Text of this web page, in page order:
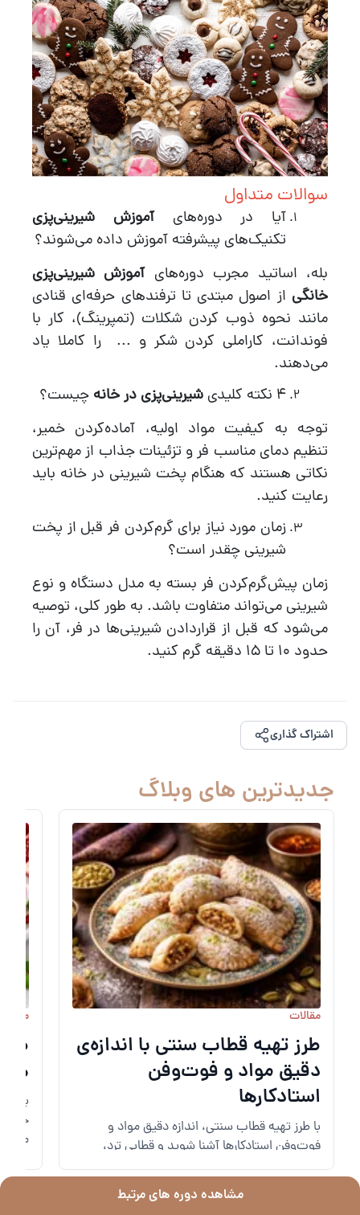
سوالات متداول
آیا در دوره‌هایآموزش شیرینی‌پزی
تکنیک‌های پیشرفته آموزش داده می‌شوند؟
بله، اساتید مجرب دوره‌هایآموزش شیرینی‌پزی
خانگی از اصول مبتدی تا ترفندهای حرفه‌ای قنادی
مانند نحوه ذوب کردن شکلات (تمپرینگ)، کار با
فوندانت، کاراملی کردن شکر و ... را کاملا یاد
می‌دهند.
4 نکته کلیدی
شیرینی‌پزی در خانه چیست؟
توجه به کیفیت مواد اولیه، آماده‌کردن خمیر،
تنظیم دمای مناسب فر و تزئینات جذاب از مهم‌ترین
نکاتی هستند که هنگام پخت شیرینی در خانه باید
رعایت کنید.
زمان مورد نیاز برای گرم‌کردن فر قبل از پخت
شیرینی چقدر است؟
زمان پیش‌گرم‌کردن فر بسته به مدل دستگاه و نوع
شیرینی می‌تواند متفاوت باشد. به طور کلی، توصیه
می‌شود که قبل از قراردادن شیرینی‌ها در فر، آن را
حدود 10 تا 15 دقیقه گرم کنید.
اشتراک گذاری
جدیدترین های وبلاگ
مقالات
طرز تهیه قطاب سنتی با اندازه‌ی
دقیق مواد و فوت‌وفن
استادکارها
با طرز تهیه قطاب سنتی، اندازه دقیق مواد و
فوت‌وفن استادکارها آشنا شوید و قطابی ترد،
خوش‌عطر و حرفه‌ای مثل قنادی‌ها در خانه درست
با
مشاهده دوره های مرتبط